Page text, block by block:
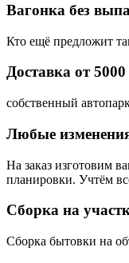
Вагонка без
Кто ещё предложит
Доставка от
собственный
Любые
На заказ изготовим
планировки. Учтём
Сборка на
Сборка бытовки на